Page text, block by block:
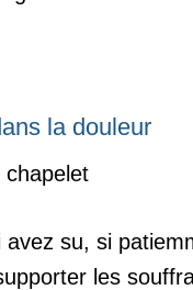
la douleur
chapelet
su, si
les